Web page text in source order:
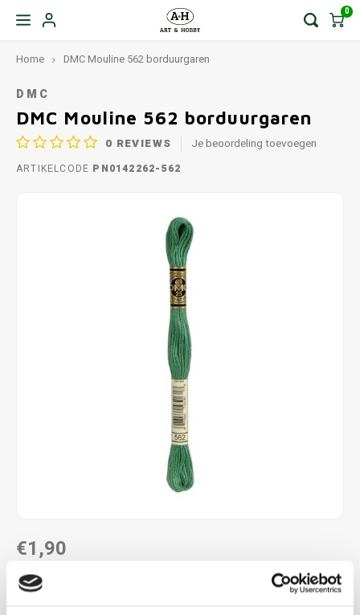
0
Home DMC Mouline 562 borduurgaren
DMC
DMC Mouline 562 borduurgaren
0 REVIEWS Je beoordeling toevoegen
ARTIKELCODE PN0142262-562
€1,90
DIRECT LEVERBAAR